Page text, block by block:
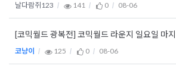
날다람쥐123 141 0 08-06
[코믹월드 광복전] 코믹월드 라운지 일요일 마
코냥이 125 0 08-06